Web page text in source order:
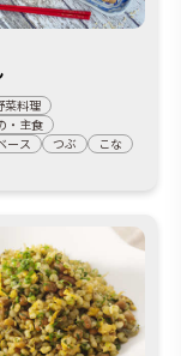
菜料理
・主食
ース
つぶ
こな